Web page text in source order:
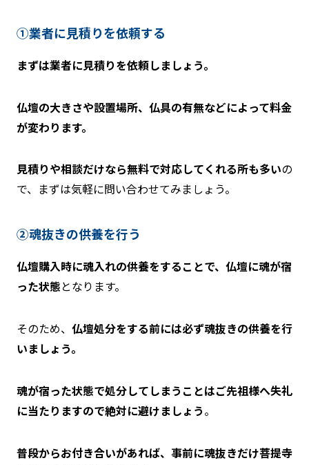
①業者に見積りを依頼する
まずは業者に見積りを依頼しましょう。
仏壇の大きさや設置場所、仏具の有無などによって料金
が変わります。
見積りや相談だけなら無料で対応してくれる所も多いの
で、まずは気軽に問い合わせてみましょう。
②魂抜きの供養を行う
仏壇購入時に魂入れの供養をすることで、仏壇に魂が宿
った状態となります。
そのため、 仏壇処分をする前には必ず魂抜きの供養を行
いましょう。
魂が宿った状態で処分してしまうことはご先祖様へ失礼
に当たりますので絶対に避けましょう。
普段からお付き合いがあれば、事前に魂抜きだけ菩提寺